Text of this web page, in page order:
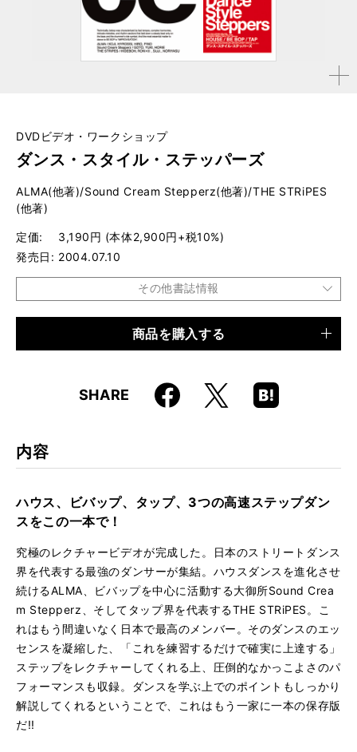
拡大す
DVDビデオ・ワークショップ
ダンス・スタイル・ステッパーズ
ALMA(他著)/Sound Cream Stepperz(他著)/THE STRiPES
(他著)
定価
3,190円 (本体2,900円+税10%)
発売日
2004.07.10
その他書誌情報
9784845610853
品番
商品を購入する
SHARE Faceboo
k
X
Hatena
Boo
内容
ハウス、ビバップ、タップ、3つの高速ステップダン
スをこの一本で！
究極のレクチャービデオが完成した。日本のストリートダンス
界を代表する最強のダンサーが集結。ハウスダンスを進化させ
続けるALMA、ビバップを中心に活動する大御所Sound Crea
m Stepperz、そしてタップ界を代表するTHE STRiPES。こ
れはもう間違いなく日本で最高のメンバー。そのダンスのエッ
センスを凝縮した、「これを練習するだけで確実に上達する」
ステップをレクチャーしてくれる上、圧倒的なかっこよさのパ
フォーマンスも収録。ダンスを学ぶ上でのポイントもしっかり
解説してくれるということで、これはもう一家に一本の保存版
だ!!